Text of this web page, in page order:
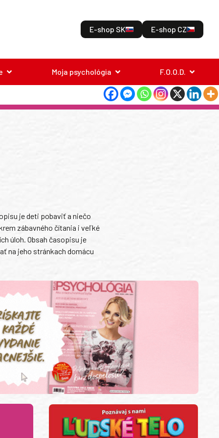
E-shop SK E-shop CZ
Moja psychológia F.O.O.D.
je deti pobaviť a niečo
zábavného čítania i veľké
úloh. Obsah časopisu je
na jeho stránkach domácu